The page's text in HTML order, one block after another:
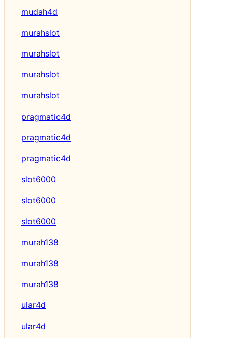
mudah4d
murahslot
murahslot
murahslot
murahslot
pragmatic4d
pragmatic4d
pragmatic4d
slot6000
slot6000
slot6000
murah138
murah138
murah138
ular4d
ular4d